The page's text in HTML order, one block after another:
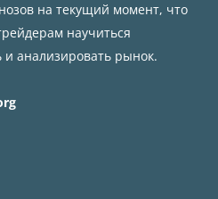
на текущий момент, что
научиться
и анализировать рынок.